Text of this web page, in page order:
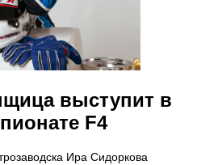
выступит в
F4
Ира Сидоркова